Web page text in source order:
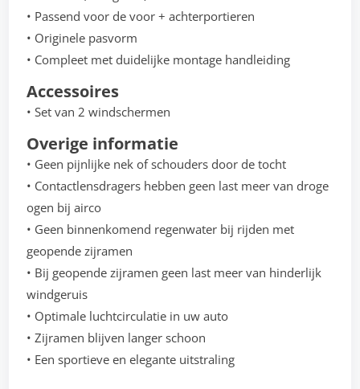
• Passend voor de voor + achterportieren
• Originele pasvorm
• Compleet met duidelijke montage handleiding
Accessoires
• Set van 2 windschermen
Overige informatie
• Geen pijnlijke nek of schouders door de tocht
• Contactlensdragers hebben geen last meer van droge
ogen bij airco
• Geen binnenkomend regenwater bij rijden met
geopende zijramen
• Bij geopende zijramen geen last meer van hinderlijk
windgeruis
• Optimale luchtcirculatie in uw auto
• Zijramen blijven langer schoon
• Een sportieve en elegante uitstraling